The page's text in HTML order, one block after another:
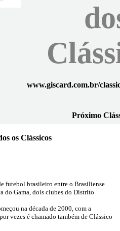
www.giscard.com.br/
Próximo
os Clássicos
futebol brasileiro entre o Brasiliense
do Gama, dois clubes do Distrito
na década de 2000, com a
vezes é chamado também de Clássico